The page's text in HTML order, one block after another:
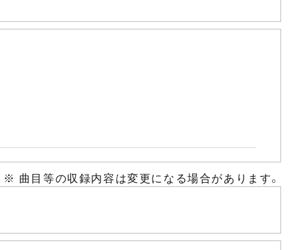
※ 曲目等の収録内容は変更になる場合があります。